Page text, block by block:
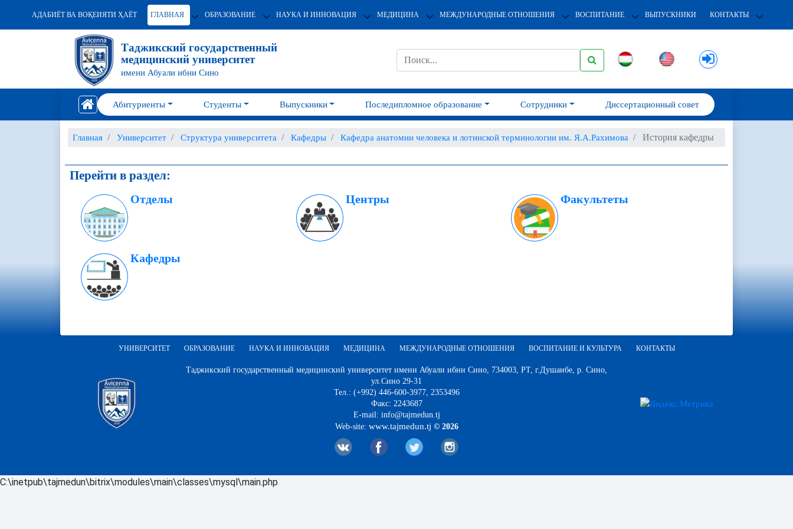
АДАБИЁТ ВА ВОҚЕИЯТИ ҲАЁТ ГЛАВНАЯ ОБРАЗОВАНИЕ НАУКА И ИННОВАЦИЯ МЕДИЦИНА МЕЖДУНАРОДНЫЕ ОТНОШЕНИЯ ВОСПИТАНИЕ ВЫПУСКНИКИ КОНТАКТЫ
Таджикский государственный
медицинский университет
имени Абуали ибни Сино
Абитуриенты Студенты Выпускники Последипломное образование Сотрудники Диссертационный совет
Главная Университет Структура университета Кафедры Кафедра анатомии человека и лотинской терминологии им. Я.А.Рахимова История кафедры
Перейти в раздел:
Отделы Центры Факультеты
Кафедры
УНИВЕРСИТЕТ ОБРАЗОВАНИЕ НАУКА И ИННОВАЦИЯ МЕДИЦИНА МЕЖДУНАРОДНЫЕ ОТНОШЕНИЯ ВОСПИТАНИЕ И КУЛЬТУРА КОНТАКТЫ
Таджикский государственный медицинский университет имени Абуали ибни Сино, 734003, РТ, г.Душанбе, р. Сино,
ул.Сино 29-31
Тел.: (+992) 446-600-3977, 2353496
Факс: 2243687
E-mail: info@tajmedun.tj
Web-site: www.tajmedun.tj © 2026
C:\inetpub\tajmedun\bitrix\modules\main\classes\mysql\main.php